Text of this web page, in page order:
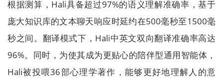
根据测算，Hali具备超过97%的语义理解准确率，基于
庞大知识库的文本聊天响应时延约在500毫秒至1500毫
秒之间。翻译模式下，Hali中英文双向翻译准确率高达
96%。同时，为使其成为更贴心的陪伴型通用智能体，
Hali被投喂36部心理学著作，能够更好地理解人的意